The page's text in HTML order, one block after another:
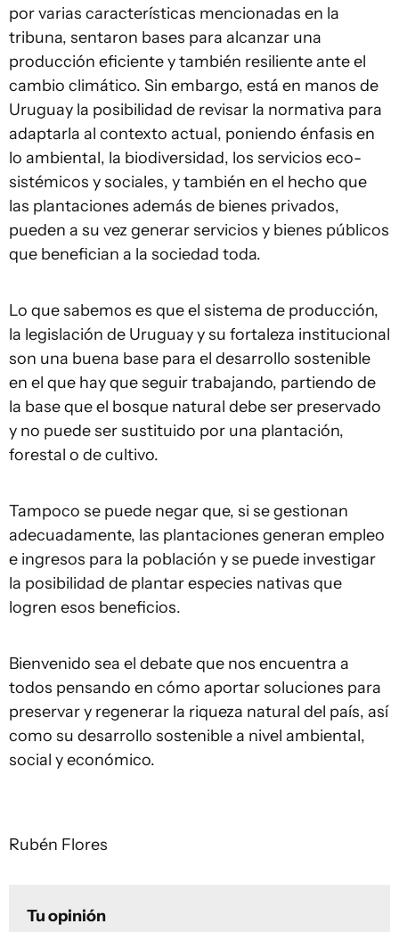
por varias características mencionadas en la
tribuna, sentaron bases para alcanzar una
producción eficiente y también resiliente ante el
cambio climático. Sin embargo, está en manos de
Uruguay la posibilidad de revisar la normativa para
adaptarla al contexto actual, poniendo énfasis en
lo ambiental, la biodiversidad, los servicios eco-
sistémicos y sociales, y también en el hecho que
las plantaciones además de bienes privados,
pueden a su vez generar servicios y bienes públicos
que benefician a la sociedad toda.
Lo que sabemos es que el sistema de producción,
la legislación de Uruguay y su fortaleza institucional
son una buena base para el desarrollo sostenible
en el que hay que seguir trabajando, partiendo de
la base que el bosque natural debe ser preservado
y no puede ser sustituido por una plantación,
forestal o de cultivo.
Tampoco se puede negar que, si se gestionan
adecuadamente, las plantaciones generan empleo
e ingresos para la población y se puede investigar
la posibilidad de plantar especies nativas que
logren esos beneficios.
Bienvenido sea el debate que nos encuentra a
todos pensando en cómo aportar soluciones para
preservar y regenerar la riqueza natural del país, así
como su desarrollo sostenible a nivel ambiental,
social y económico.
Rubén Flores
Tu opinión